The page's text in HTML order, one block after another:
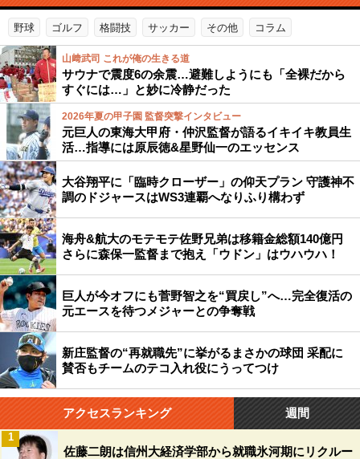
野球 ゴルフ 格闘技 サッカー その他 コラム
山﨑武司 これが俺の生きる道
サウナで震度6の余震…避難しようにも「全裸だから
すぐには…」と妙に冷静だった
2026年夏の甲子園 監督突撃インタビュー
元巨人の東海大甲府・仲沢監督が語るイキイキ教員生
活…指導には原辰徳&星野仙一のエッセンス
大谷翔平に「臨時クローザー」の仰天プラン 守護神不
調のドジャースはWS3連覇へなりふり構わず
海舟&航大のモテモテ佐野兄弟は移籍金総額140億円
さらに森保一監督まで抱え「ウドン」はウハウハ！
巨人が今オフにも菅野智之を“買戻し”へ…完全復活の
元エースを待つメジャーとの争奪戦
新庄監督の“再就職先”に挙がるまさかの球団 采配に
賛否もチームのテコ入れ役にうってつけ
アクセスランキング 週間
佐藤二朗は信州大経済学部から就職氷河期にリクルー
1